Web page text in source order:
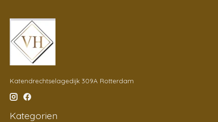
Katendrechtselagedijk 309A Rotterdam
Kategorien